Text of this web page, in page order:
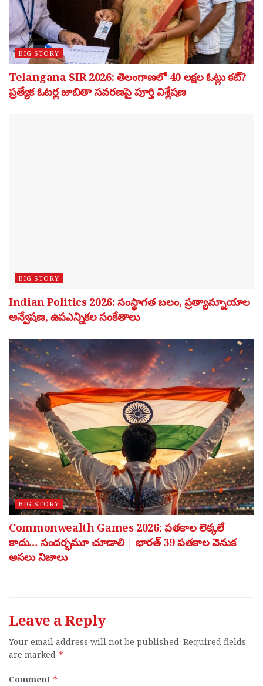
BIG STORY
Telangana SIR 2026: తెలంగాణలో 40 లక్షల ఓట్లు కట్?
ప్రత్యేక ఓటర్ల జాబితా సవరణపై పూర్తి విశ్లేషణ
BIG STORY
Indian Politics 2026: సంస్థాగత బలం, ప్రత్యామ్నాయాల
అన్వేషణ, ఉపఎన్నికల సంకేతాలు
BIG STORY
Commonwealth Games 2026: పతకాల లెక్కలే
కాదు… సందర్భమూ చూడాలి | భారత్ 39 పతకాల వెనుక
అసలు నిజాలు
Leave a Reply
Your email address will not be published. Required fields
are marked *
Comment *